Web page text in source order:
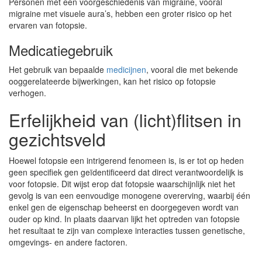
migraine met visuele aura’s, hebben een groter risico op het
ervaren van fotopsie.
Medicatiegebruik
Het gebruik van bepaalde medicijnen, vooral die met bekende
ooggerelateerde bijwerkingen, kan het risico op fotopsie
verhogen.
Erfelijkheid van (licht)flitsen in
gezichtsveld
Hoewel fotopsie een intrigerend fenomeen is, is er tot op heden
geen specifiek gen geïdentificeerd dat direct verantwoordelijk is
voor fotopsie. Dit wijst erop dat fotopsie waarschijnlijk niet het
gevolg is van een eenvoudige monogene overerving, waarbij één
enkel gen de eigenschap beheerst en doorgegeven wordt van
ouder op kind. In plaats daarvan lijkt het optreden van fotopsie
het resultaat te zijn van complexe interacties tussen genetische,
omgevings- en andere factoren.